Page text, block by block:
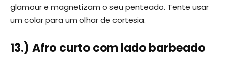
glamour e magnetizam o seu penteado. Tente usar
um colar para um olhar de cortesia.
13.) Afro curto com lado barbeado